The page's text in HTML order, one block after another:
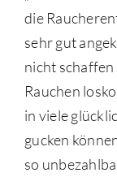
die
sehr gut
nicht
Rauchen
in viele
gucken
so